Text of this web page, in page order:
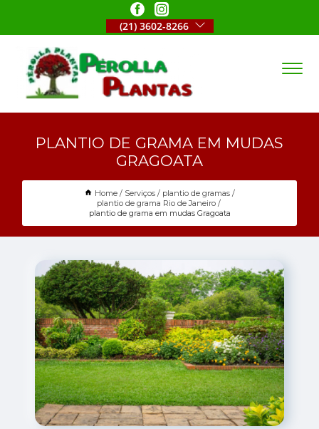
(21) 3602-8266
PLANTIO DE GRAMA EM MUDAS
GRAGOATA
Home Serviços
plantio de gramas
plantio de grama Rio de Janeiro
plantio de grama em mudas Gragoata